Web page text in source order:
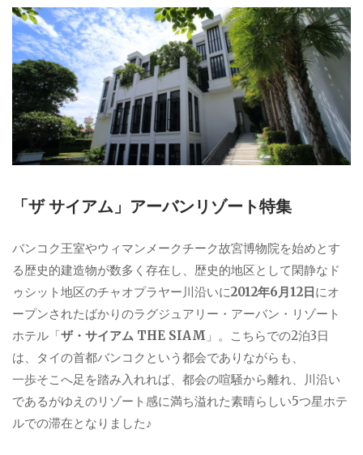
リ
ー
「ザ サイアム」アーバンリゾート特集
バンコク王室やウィマンメークチーク故宮博物院を始めとす
る歴史的建造物が数多く存在し、歴史的地区として閑静なド
ゥシット地区のチャオプラヤー川沿いに2012年6月12日にオ
ープンされたばかりのラグジュアリー・アーバン・リゾート
ホテル「ザ・サイアム THE SIAM 」。こちらでの2泊3日
は、タイの首都バンコクという都会でありながらも、
一歩そこへ足を踏み入れれば、都会の喧騒から離れ、川沿い
であるがゆえのリゾート感に満ち溢れた素晴らしい5つ星ホテ
ルでの滞在となりました♪